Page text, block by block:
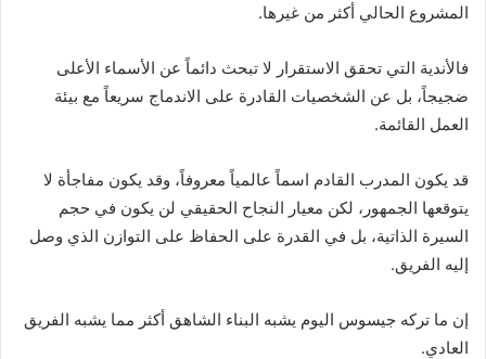
المشروع الحالي أكثر من غيرها.
فالأندية التي تحقق الاستقرار لا تبحث دائماً عن الأسماء الأعلى
ضجيجاً، بل عن الشخصيات القادرة على الاندماج سريعاً مع بيئة
العمل القائمة.
قد يكون المدرب القادم اسماً عالمياً معروفاً، وقد يكون مفاجأة لا
يتوقعها الجمهور، لكن معيار النجاح الحقيقي لن يكون في حجم
السيرة الذاتية، بل في القدرة على الحفاظ على التوازن الذي وصل
إليه الفريق.
إن ما تركه جيسوس اليوم يشبه البناء الشاهق أكثر مما يشبه الفريق
العادي.